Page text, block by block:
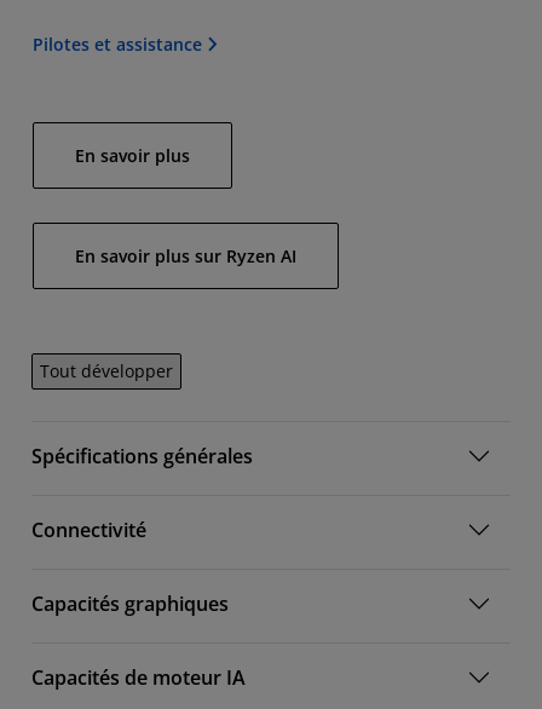
Pilotes et assistance
En savoir plus
En savoir plus sur Ryzen AI
Tout développer
Spécifications générales
Connectivité
Capacités graphiques
Capacités de moteur IA